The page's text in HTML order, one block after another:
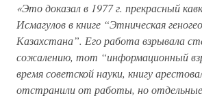
«Это доказал в 1977 г. прекрасный
Исмагулов в книге “Этническая
Казахстана”. Его работа взрывала
сожалению, тот “информационный
время советской науки, книгу
отстранили от работы, но отдельные